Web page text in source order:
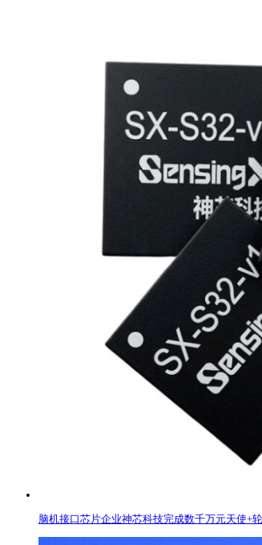
脑机接口芯片企业神芯科技完成数千万元天使+